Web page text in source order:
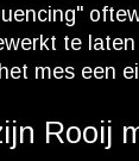
te
mes een
Rooij